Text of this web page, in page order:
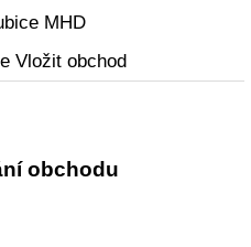
MHD
Vložit obchod
obchodu